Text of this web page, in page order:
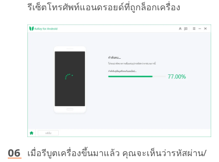
รีเซ็ตโทรศัพท์แอนดรอยด์ที่ถูกล็อกเครื่อง
เมื่อรีบูตเครื่องขึ้นมาแล้ว คุณจะเห็นว่ารหัสผ่าน/